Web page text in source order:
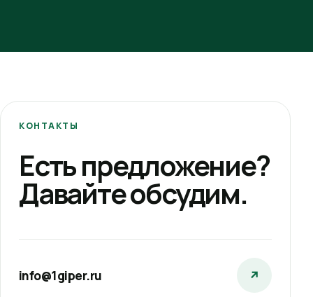
КОНТАКТЫ
Есть предложение?
Давайте обсудим.
info@1giper.ru ↗